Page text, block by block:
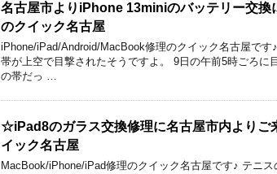
名古屋市よりiPhone 13miniのバッテリー交換
のクイック名古屋
iPhone/iPad/Android/MacBook修理のクイック名古屋です
帯が上空で目撃されたそうですよ。 9日の午前5時ごろに
の帯だっ …
☆iPad8のガラス交換修理に名古屋市内よりご
イック名古屋
MacBook/iPhone/iPad修理のクイック名古屋です♪ テニ